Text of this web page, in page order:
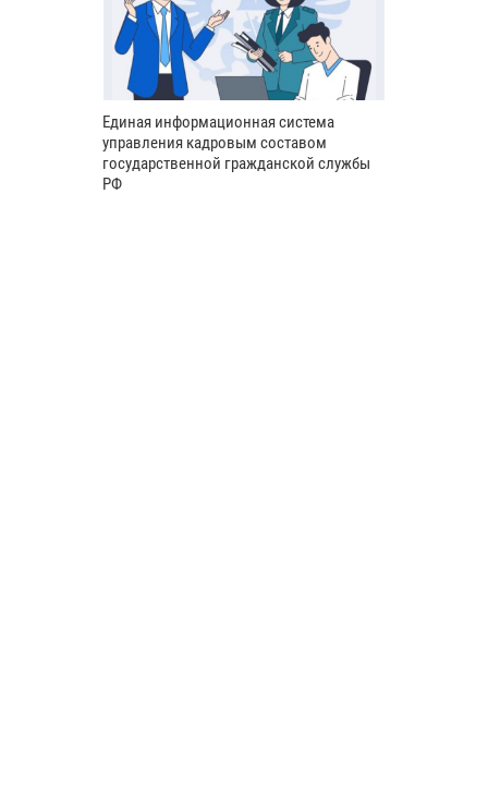
Единая информационная система
управления кадровым составом
государственной гражданской службы
РФ